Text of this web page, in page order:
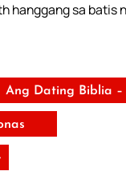
hanggang sa batis
Ang Dating Biblia –